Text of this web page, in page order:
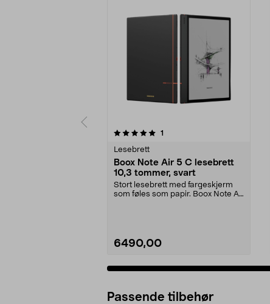
1
Lesebrett
Boox Note Air 5 C lesebrett
10,3 tommer, svart
Stort lesebrett med fargeskjerm
som føles som papir. Boox Note Air
6490,00
5.0 av 5 stjerner
Passende tilbehør